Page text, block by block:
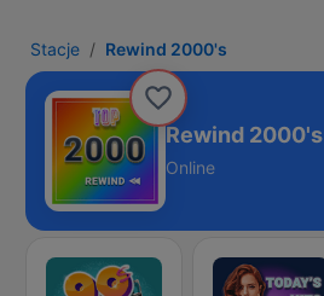
Stacje Rewind 2000's
Rewind 2000's
Online